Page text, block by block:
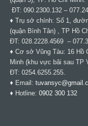
ĐT: 090.2300.132 –
♦ Trụ sở chính: Số 1,
(quận Bình Tân) , TP Hồ
ĐT: 028.2228.4569 –
♦ Cơ sở Vũng Tàu: 16 Hồ
Minh (khu vực bãi sau TP
ĐT: 0254.6255.255.
♦ Email:
♦ Hotline: 0902 300 132